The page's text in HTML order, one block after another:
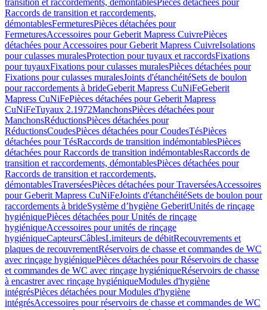
transition et raccordements, démontablesPièces détachées pour
Raccords de transition et raccordements,
démontablesFermeturesPièces détachées pour
FermeturesAccessoires pour Geberit Mapress CuivrePièces
détachées pour Accessoires pour Geberit Mapress CuivreIsolations
pour culasses muralesProtection pour tuyaux et raccordsFixations
pour tuyauxFixations pour culasses muralesPièces détachées pour
Fixations pour culasses muralesJoints d'étanchéitéSets de boulon
pour raccordements à brideGeberit Mapress CuNiFeGeberit
Mapress CuNiFePièces détachées pour Geberit Mapress
CuNiFeTuyaux 2.1972ManchonsPièces détachées pour
ManchonsRéductionsPièces détachées pour
RéductionsCoudesPièces détachées pour CoudesTésPièces
détachées pour TésRaccords de transition indémontablesPièces
détachées pour Raccords de transition indémontablesRaccords de
transition et raccordements, démontablesPièces détachées pour
Raccords de transition et raccordements,
démontablesTraverséesPièces détachées pour TraverséesAccessoires
pour Geberit Mapress CuNiFeJoints d'étanchéitéSets de boulon pour
raccordements à brideSystème d’hygiène GeberitUnités de rinçage
hygiéniquePièces détachées pour Unités de rinçage
hygiéniqueAccessoires pour unités de rinçage
hygiéniqueCapteursCâblesLimiteurs de débitRecouvrements et
plaques de recouvrementRéservoirs de chasse et commandes de WC
avec rinçage hygiéniquePièces détachées pour Réservoirs de chasse
et commandes de WC avec rinçage hygiéniqueRéservoirs de chasse
à encastrer avec rinçage hygiéniqueModules d'hygiène
intégrésPièces détachées pour Modules d'hygiène
intégrésAccessoires pour réservoirs de chasse et commandes de WC